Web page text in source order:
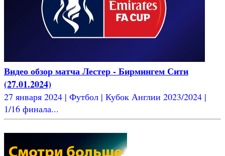
Видео обзор матча Лестер - Бирмингем Сити
(27.01.2024)
27 января 2024 | Футбол | Кубок Англии 2023/2024 |
1/16 финала...